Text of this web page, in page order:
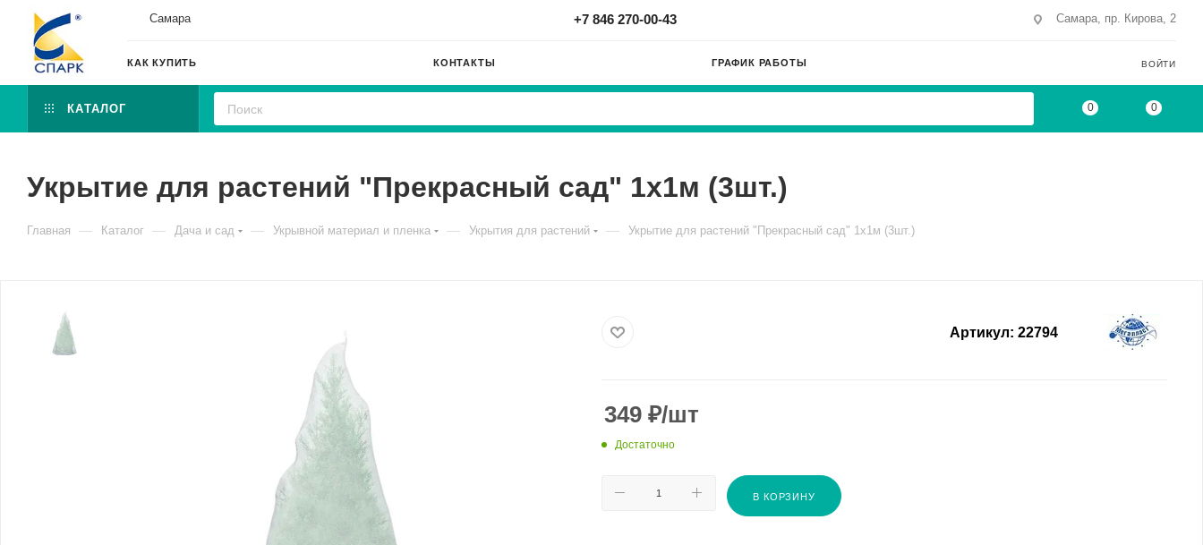
Самара +7 846 270-00-43 Самара, пр. Кирова, 2
КАК КУПИТЬ КОНТАКТЫ ГРАФИК РАБОТЫ ВОЙТИ
КАТАЛОГ 0 0
Укрытие для растений "Прекрасный сад" 1х1м (3шт.)
Главная — Каталог — Дача и сад — Укрывной материал и пленка — Укрытия для растений — Укрытие для растений "Прекрасный сад" 1х1м (3шт.)
Артикул: 22794
349 ₽/шт
Достаточно
В КОРЗИНУ